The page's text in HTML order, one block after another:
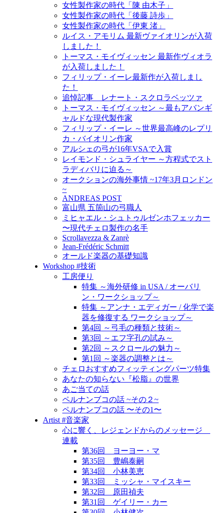
女性製作家の時代「陳 由木子」
女性製作家の時代「後藤 詩歩」
女性製作家の時代「伊東 渚」
ルイス・アモリム 最新ヴァイオリンが入荷
しました！
トーマス・モイヴィッセン 最新作ヴィオラ
が入荷しました！
フィリップ・イーレ最新作が入荷しまし
た！
追悼記事 レナート・スクロラベッツァ
トーマス・モイヴィッセン ～最もアバンギ
ャルドな現代製作家
フィリップ・イーレ ～世界最高峰のレプリ
カ・バイオリン作家
アルシェの弓が16年VSAで入賞
レイモンド・シュライヤー ～方程式でスト
ラディバリに迫る～
オークションの海外事情 ~17年3月ロンドン
~
ANDREAS POST
富山県 五箇山の弓職人
ミヒャエル・シュトゥルゼンホフェッカー
〜現代チェロ製作の名手
Scrollavezza & Zanrè
Jean-Frédéric Schmitt
オールド楽器の基礎知識
Workshop #技術
工房便り
特集 ～海外研修 in USA / オーバリ
ン・ワークショップ～
特集 ～アンナ・エディガー / 化学で楽
器を修復する ワークショップ～
第4回 ～弓毛の種類と技術～
第3回 ～エフ字孔の試み～
第2回 ～スクロールの魅力～
第1回 ～楽器の調整とは～
チェロおすすめフィッティングパーツ特集
あなたの知らない『松脂』の世界
あご当ての話
ペルナンブコの話 ~その２~
ペルナンブコの話 〜その1〜
Artist #音楽家
心に響く、レジェンドからのメッセージ
連載
第36回 ヨーヨー・マ
第35回 豊嶋泰嗣
第34回 小林美恵
第33回 ミッシャ・マイスキー
第32回 原田禎夫
第31回 ゲイリー・カー